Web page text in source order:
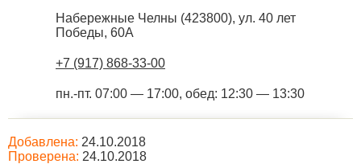
Набережные Челны (423800), ул. 40 лет
Победы, 60А
+7 (917) 868-33-00
пн.-пт. 07:00 — 17:00, обед: 12:30 — 13:30
Добавлена: 24.10.2018
Проверена: 24.10.2018